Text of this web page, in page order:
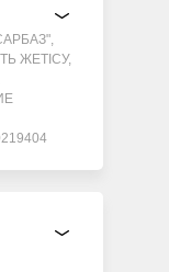
ЖЕТІСУ,